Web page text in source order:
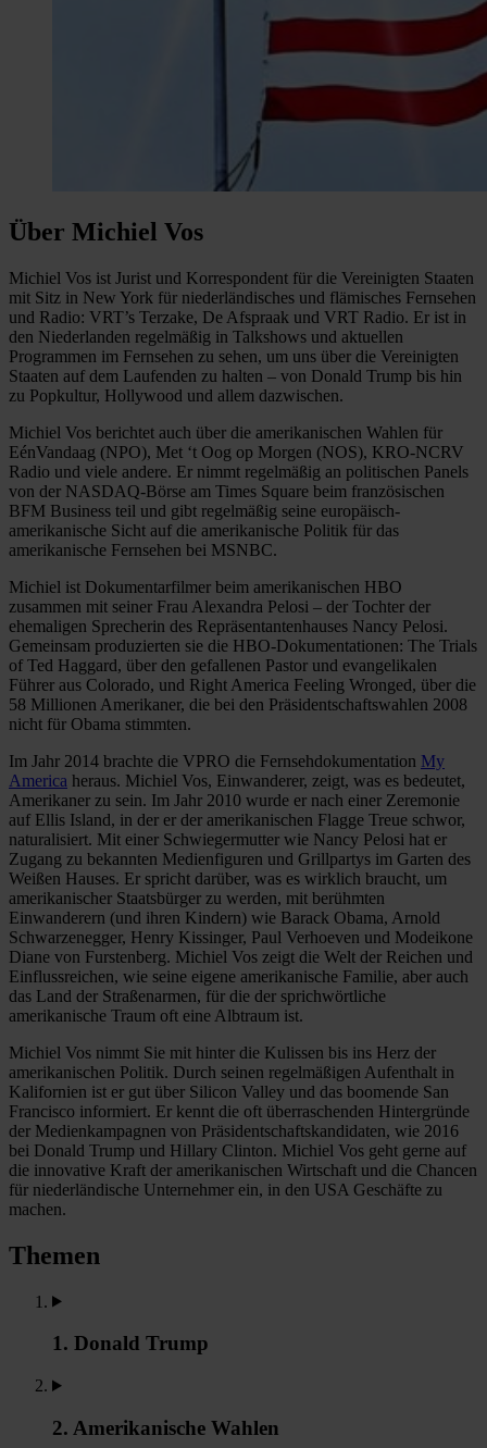
Über Michiel Vos
Michiel Vos ist Jurist und Korrespondent für die Vereinigten Staaten
mit Sitz in New York für niederländisches und flämisches Fernsehen
und Radio: VRT’s Terzake, De Afspraak und VRT Radio. Er ist in
den Niederlanden regelmäßig in Talkshows und aktuellen
Programmen im Fernsehen zu sehen, um uns über die Vereinigten
Staaten auf dem Laufenden zu halten – von Donald Trump bis hin
zu Popkultur, Hollywood und allem dazwischen.
Michiel Vos berichtet auch über die amerikanischen Wahlen für
EénVandaag (NPO), Met ‘t Oog op Morgen (NOS), KRO-NCRV
Radio und viele andere. Er nimmt regelmäßig an politischen Panels
von der NASDAQ-Börse am Times Square beim französischen
BFM Business teil und gibt regelmäßig seine europäisch-
amerikanische Sicht auf die amerikanische Politik für das
amerikanische Fernsehen bei MSNBC.
Michiel ist Dokumentarfilmer beim amerikanischen HBO
zusammen mit seiner Frau Alexandra Pelosi – der Tochter der
ehemaligen Sprecherin des Repräsentantenhauses Nancy Pelosi.
Gemeinsam produzierten sie die HBO-Dokumentationen: The Trials
of Ted Haggard, über den gefallenen Pastor und evangelikalen
Führer aus Colorado, und Right America Feeling Wronged, über die
58 Millionen Amerikaner, die bei den Präsidentschaftswahlen 2008
nicht für Obama stimmten.
Im Jahr 2014 brachte die VPRO die Fernsehdokumentation My
America heraus. Michiel Vos, Einwanderer, zeigt, was es bedeutet,
Amerikaner zu sein. Im Jahr 2010 wurde er nach einer Zeremonie
auf Ellis Island, in der er der amerikanischen Flagge Treue schwor,
naturalisiert. Mit einer Schwiegermutter wie Nancy Pelosi hat er
Zugang zu bekannten Medienfiguren und Grillpartys im Garten des
Weißen Hauses. Er spricht darüber, was es wirklich braucht, um
amerikanischer Staatsbürger zu werden, mit berühmten
Einwanderern (und ihren Kindern) wie Barack Obama, Arnold
Schwarzenegger, Henry Kissinger, Paul Verhoeven und Modeikone
Diane von Furstenberg. Michiel Vos zeigt die Welt der Reichen und
Einflussreichen, wie seine eigene amerikanische Familie, aber auch
das Land der Straßenarmen, für die der sprichwörtliche
amerikanische Traum oft eine Albtraum ist.
Michiel Vos nimmt Sie mit hinter die Kulissen bis ins Herz der
amerikanischen Politik. Durch seinen regelmäßigen Aufenthalt in
Kalifornien ist er gut über Silicon Valley und das boomende San
Francisco informiert. Er kennt die oft überraschenden Hintergründe
der Medienkampagnen von Präsidentschaftskandidaten, wie 2016
bei Donald Trump und Hillary Clinton. Michiel Vos geht gerne auf
die innovative Kraft der amerikanischen Wirtschaft und die Chancen
für niederländische Unternehmer ein, in den USA Geschäfte zu
machen.
Themen
1. Donald Trump
2. Amerikanische Wahlen